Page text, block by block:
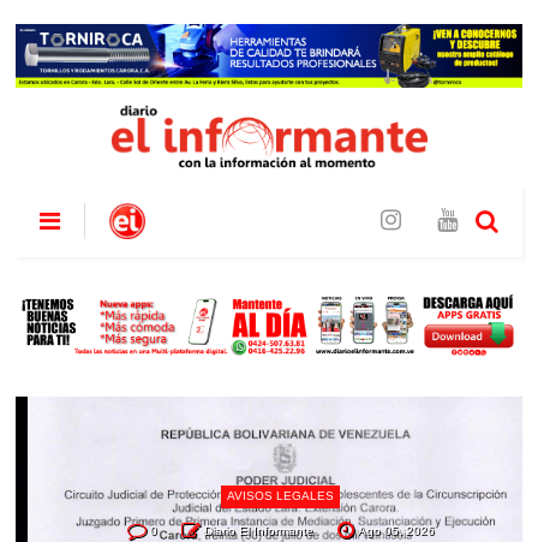
AVISOS LEGALES
0 Diario El Informante Ago 05, 2026